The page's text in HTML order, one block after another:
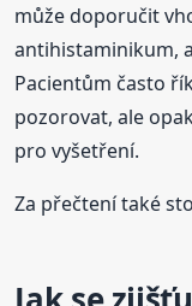
může doporučit
antihistaminikum,
Pacientům často
pozorovat, ale
pro vyšetření.
Za přečtení také